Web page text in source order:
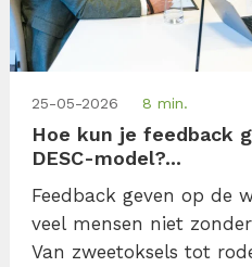
25-05-2026 8 min.
Hoe kun je feedback
DESC-model?...
Feedback geven op de
veel mensen niet
Van zweetoksels tot